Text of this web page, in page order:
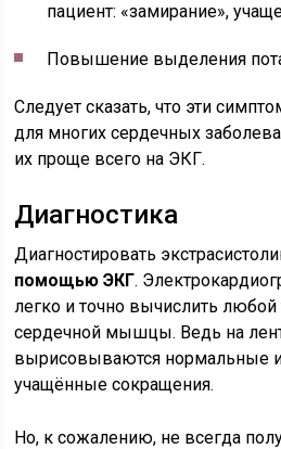
пациент: «замирание»,
Повышение выделения
Следует сказать, что эти
для многих сердечных
их проще всего на ЭКГ.
Диагностика
Диагностировать
помощью ЭКГ.
легко и точно вычислить любой
сердечной мышцы. Ведь на
вырисовываются нормальные
учащённые сокращения.
Но, к сожалению, не всегда